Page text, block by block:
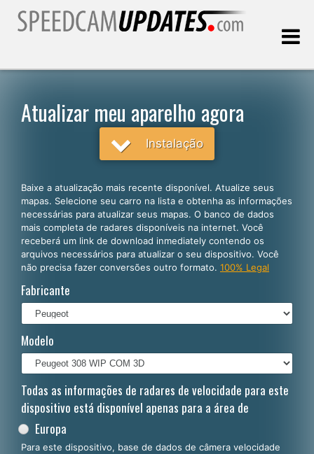
Português
English
Español
Français
Polski
Dansk
Atualizar meu aparelho agora
Instalação
Baixe a atualização mais recente disponível. Atualize seus
mapas. Selecione seu carro na lista e obtenha as informações
necessárias para atualizar seus mapas. O banco de dados
mais completa de radares disponíveis na internet. Você
receberá um link de download inmediately contendo os
arquivos necessários para atualizar o seu dispositivo. Você
não precisa fazer conversões outro formato. 100% Legal
Fabricante
Modelo
Todas as informações de radares de velocidade para este
dispositivo está disponível apenas para a área de
Europa
Para este dispositivo, base de dados de câmera velocidade